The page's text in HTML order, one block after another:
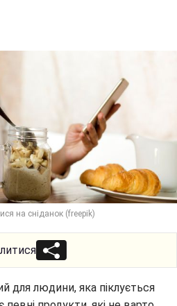
на сніданок (freepik)
для людини, яка піклується